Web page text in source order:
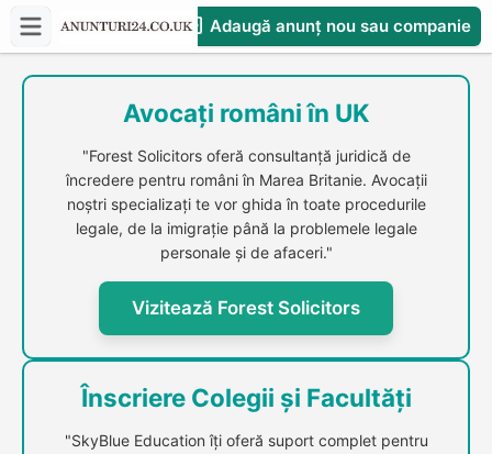
Adaugă anunț nou sau companie
CompaniesS
Avocați români în UK
"Forest Solicitors oferă consultanță juridică de
încredere pentru români în Marea Britanie. Avocații
noștri specializați te vor ghida în toate procedurile
legale, de la imigrație până la problemele legale
personale și de afaceri."
Vizitează Forest Solicitors
Înscriere Colegii și Facultăți
"SkyBlue Education îți oferă suport complet pentru